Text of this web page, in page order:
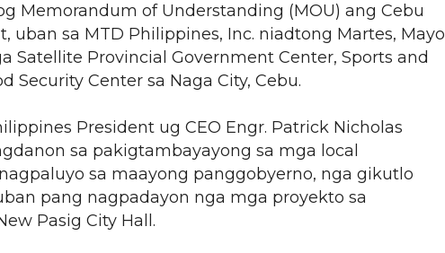
Memorandum of Understanding (MOU) ang Cebu
uban sa MTD Philippines, Inc. niadtong Martes, Mayo
Satellite Provincial Government Center, Sports and
Security Center sa Naga City, Cebu.
President ug CEO Engr. Patrick Nicholas
sa pakigtambayayong sa mga local
sa maayong panggobyerno, nga gikutlo
pang nagpadayon nga mga proyekto sa
Pasig City Hall.